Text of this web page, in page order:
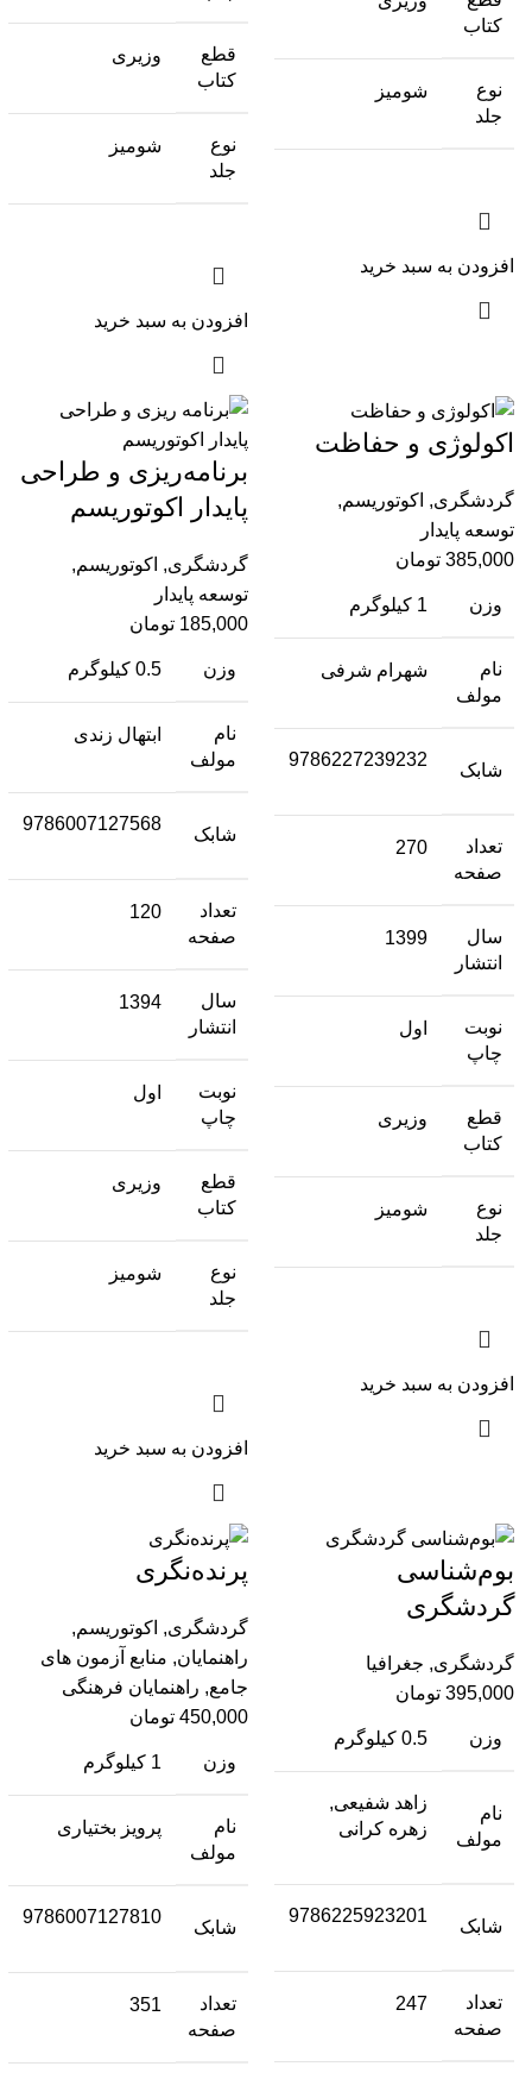
کتاب
نوع
جلد
شومیز
افزودن به سبد خرید
قطع
کتاب
وزیری
نوع
جلد
شومیز
افزودن به سبد خرید
اکولوژی و حفاظت
گردشگری, اکوتوریسم,
توسعه پایدار
385,000 تومان
وزن 1 کیلوگرم
نام
مولف
شهرام شرفی
شابک
9786227239232
تعداد
صفحه
270
سال
انتشار
1399
نوبت
چاپ
اول
قطع
کتاب
وزیری
نوع
جلد
شومیز
افزودن به سبد خرید
برنامه‌ریزی و طراحی
پایدار اکوتوریسم
گردشگری, اکوتوریسم,
توسعه پایدار
185,000 تومان
وزن 0.5 کیلوگرم
نام
مولف
ابتهال زندی
شابک
9786007127568
تعداد
صفحه
120
سال
انتشار
1394
نوبت
چاپ
اول
قطع
کتاب
وزیری
نوع
جلد
شومیز
افزودن به سبد خرید
بوم‌‌شناسی
گردشگری
گردشگری, جغرافیا
395,000 تومان
وزن 0.5 کیلوگرم
نام
مولف
زاهد شفیعی,
زهره کرانی
شابک
9786225923201
تعداد
صفحه
247
پرنده‌نگری
گردشگری, اکوتوریسم,
راهنمایان, منابع آزمون های
جامع, راهنمایان فرهنگی
450,000 تومان
وزن 1 کیلوگرم
نام
مولف
پرویز بختیاری
شابک
9786007127810
تعداد
صفحه
351